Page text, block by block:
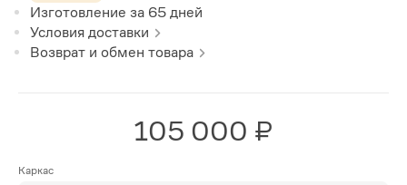
Изготовление за 65 дней
Условия доставки
Возврат и обмен товара
105 000 ₽
Каркас